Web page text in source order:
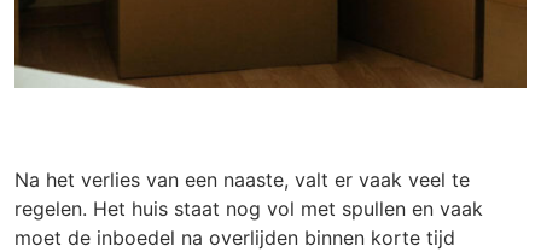
Utrecht
Klantenservice
Na het verlies van een naaste, valt er vaak veel te
regelen. Het huis staat nog vol met spullen en vaak
moet de inboedel na overlijden binnen korte tijd